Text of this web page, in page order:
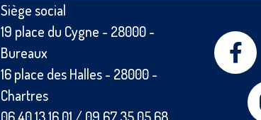
Siège social
19 place du Cygne - 28000-
Bureaux
16 place des Halles- 28000-
Chartres